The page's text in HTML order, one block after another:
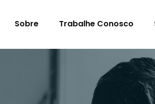
Sobre Trabalhe Conosco